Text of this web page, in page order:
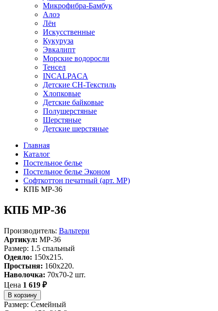
Микрофибра-Бамбук
Алоэ
Лён
Искусственные
Кукуруза
Эвкалипт
Морские водоросли
Тенсел
INCALPACA
Детские СН-Текстиль
Хлопковые
Детские байковые
Полушерстяные
Шерстяные
Детские шерстяные
Главная
Каталог
Постельное белье
Постельное белье Эконом
Софткоттон печатный (арт. MР)
КПБ MP-36
КПБ MP-36
Производитель: Вальтери
Артикул: MP-36
Размер: 1.5 спальный
Одеяло: 150x215.
Простыня: 160x220.
Наволочка: 70x70-2 шт.
Цена 1 619 ₽
В корзину
Размер: Семейный